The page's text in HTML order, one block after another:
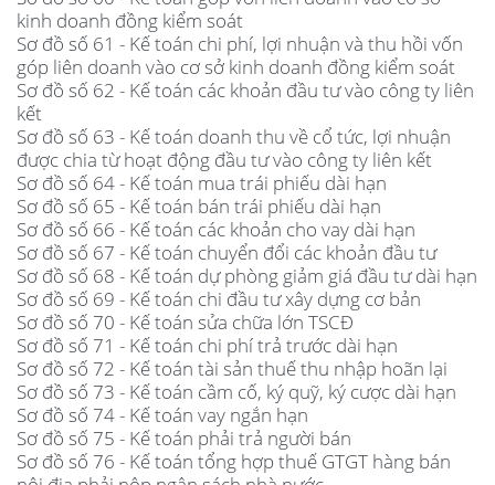
kinh doanh đồng kiểm soát
Sơ đồ số 61 - Kế toán chi phí, lợi nhuận và thu hồi vốn
góp liên doanh vào cơ sở kinh doanh đồng kiểm soát
Sơ đồ số 62 - Kế toán các khoản đầu tư vào công ty liên
kết
Sơ đồ số 63 - Kế toán doanh thu về cổ tức, lợi nhuận
được chia từ hoạt động đầu tư vào công ty liên kết
Sơ đồ số 64 - Kế toán mua trái phiếu dài hạn
Sơ đồ số 65 - Kế toán bán trái phiếu dài hạn
Sơ đồ số 66 - Kế toán các khoản cho vay dài hạn
Sơ đồ số 67 - Kế toán chuyển đổi các khoản đầu tư
Sơ đồ số 68 - Kế toán dự phòng giảm giá đầu tư dài hạn
Sơ đồ số 69 - Kế toán chi đầu tư xây dựng cơ bản
Sơ đồ số 70 - Kế toán sửa chữa lớn TSCĐ
Sơ đồ số 71 - Kế toán chi phí trả trước dài hạn
Sơ đồ số 72 - Kế toán tài sản thuế thu nhập hoãn lại
Sơ đồ số 73 - Kế toán cầm cố, ký quỹ, ký cược dài hạn
Sơ đồ số 74 - Kế toán vay ngắn hạn
Sơ đồ số 75 - Kế toán phải trả người bán
Sơ đồ số 76 - Kế toán tổng hợp thuế GTGT hàng bán